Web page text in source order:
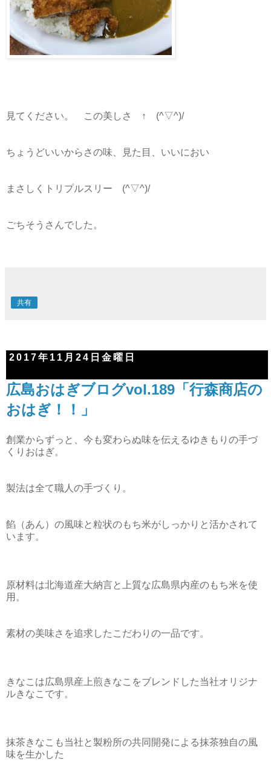
見てください。 この美しさ ↑ (^▽^)/
ちょうどいいからさの味、見た目、いいにおい
まさしくトリプルスリー (^▽^)/
ごちそうさんでした。
共有
2017年11月24日金曜日
広島おはぎブログvol.189「行森商店の
おはぎ！！」
創業からずっと、今も変わらぬ味を伝えるゆきもりの手づ
くりおはぎ。
製法は全て職人の手づくり。
餡（あん）の風味と粒状のもち米がしっかりと活かされて
います。
原材料は北海道産大納言と上質な広島県内産のもち米を使
用。
素材の美味さを追求したこだわりの一品です。
きなこは広島県産上煎きなこをブレンドした当社オリジナ
ルきなこです。
抹茶きなこも当社と製粉所の共同開発による抹茶独自の風
味を生かした